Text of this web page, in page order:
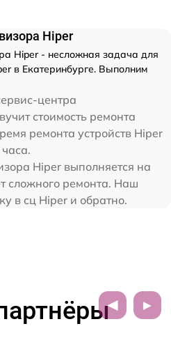
Hiper
Hiper - несложная задача для
в Екатеринбурге. Выполним
центра
стоимость ремонта
ремонта устройств Hiper
Hiper выполняется на
сложного ремонта. Наш
в сц Hiper и обратно.